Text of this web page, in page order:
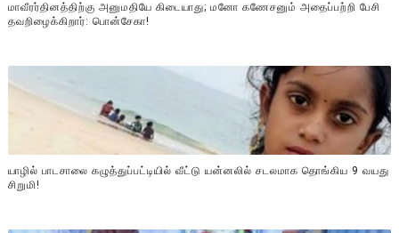
மாவீரர்தினத்திற்கு அனுமதியே கிடையாது; மனோ கணேசனும் அதைப்பற்றி பேசி
தவறிழைக்கிறார்: பொன்சேகா!
யாழில் பாடசாலை கழுத்துப்பட்டியில் வீட்டு யன்னலில் சடலமாக தொங்கிய 9 வயது
சிறுமி!